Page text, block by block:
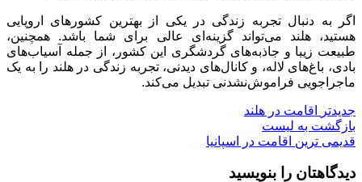
اگر به دنبال تجربه زندگی در یکی از بهترین کشورهای اروپایی
هستید، هلند می‌تواند گزینه‌ای عالی برای شما باشد. همچنین،
طبیعت زیبا و جاذبه‌های گردشگری این کشور، از جمله آسیاب‌های
بادی، باغ‌های لاله، و کانال‌های دیدنی، تجربه زندگی در هلند را به یک
ماجراجویی فراموش‌نشدنی تبدیل می‌کند.
جدیدتر
اقامت در هلند
بازگشت به لیست
قدیمی ترین اقامت در اسپانیا
دیدگاهتان را بنویسید